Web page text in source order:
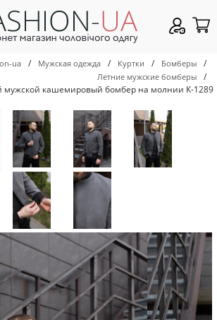
ua / Мужская одежда / Куртки / Бомберы /
Летние мужские бомберы
/
мужской кашемировый бомбер на молнии К-1289